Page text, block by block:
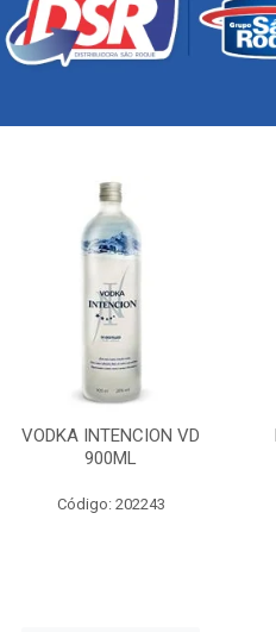
VODKA INTENCION VD
900ML
Código: 202243